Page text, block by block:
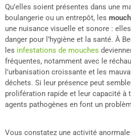
Qu’elles soient présentes dans une
boulangerie ou un entrepôt, les
une nuisance visuelle et sonore :
danger pour l’hygiène et la santé. À
les infestations de mouches
fréquentes, notamment avec le
l’urbanisation croissante et les
déchets. Si leur présence peut
prolifération rapide et leur capacité à
agents pathogènes en font un
Vous constatez une activité